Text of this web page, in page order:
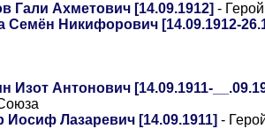
Гали Ахметович [14.09.1912] -
Семён Никифорович [14.09.1912-
Изот Антонович [14.09.1911-
Иосиф Лазаревич [14.09.1911] -